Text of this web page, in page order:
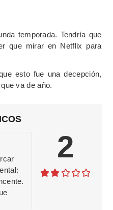
temporada. Tendría que
que mirar en Netflix para
esto fue una decepción,
va de año.
2